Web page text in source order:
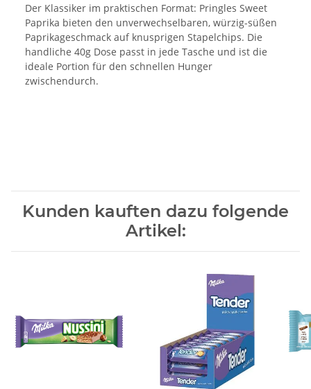
Der Klassiker im praktischen Format: Pringles Sweet
Paprika bieten den unverwechselbaren, würzig-süßen
Paprikageschmack auf knusprigen Stapelchips. Die
handliche 40g Dose passt in jede Tasche und ist die
ideale Portion für den schnellen Hunger
zwischendurch.
Kunden kauften dazu folgende
Artikel: